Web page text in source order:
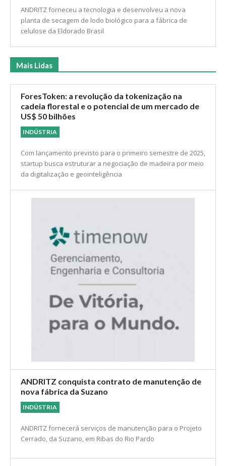
ANDRITZ realiza startup da planta de secagem
de lodo na Eldorado Brasil Celulose
REFORMAS E UPGRADES
planta de secagem de lodo biológico para a fábrica de
celulose da Eldorado Brasil
Mais Lidas
ForesToken: a revolução da tokenização na
cadeia florestal e o potencial de um mercado de
US$ 50 bilhões
INDÚSTRIA
nova fábrica da Suzano